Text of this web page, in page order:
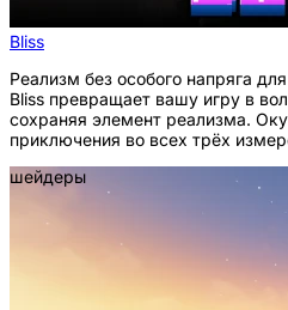
Bliss
Реализм без особого напряга
Bliss превращает вашу игру в
сохраняя элемент реализма.
приключения во всех трёх
шейдеры